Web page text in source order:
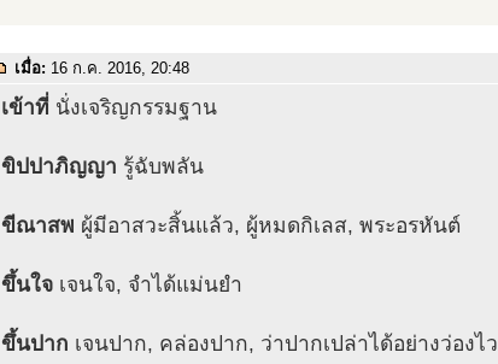
เมื่อ: 16 ก.ค. 2016, 20:48
เข้าที่ นั่งเจริญกรรมฐาน
ขิปปาภิญญา รู้ฉับพลัน
ขีณาสพ ผู้มีอาสวะสิ้นแล้ว, ผู้หมดกิเลส, พระอรหันต์
ขึ้นใจ เจนใจ, จำได้แม่นยำ
ขึ้นปาก เจนปาก, คล่องปาก, ว่าปากเปล่าได้อย่างว่องไว